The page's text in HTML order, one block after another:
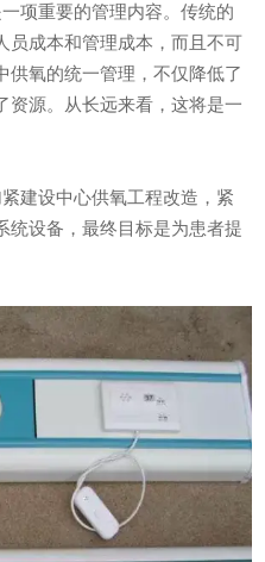
项重要的管理内容。传统的
员成本和管理成本，而且不可
供氧的统一管理，不仅降低了
资源。从长远来看，这将是一
建设中心供氧工程改造，紧
统设备，最终目标是为患者提